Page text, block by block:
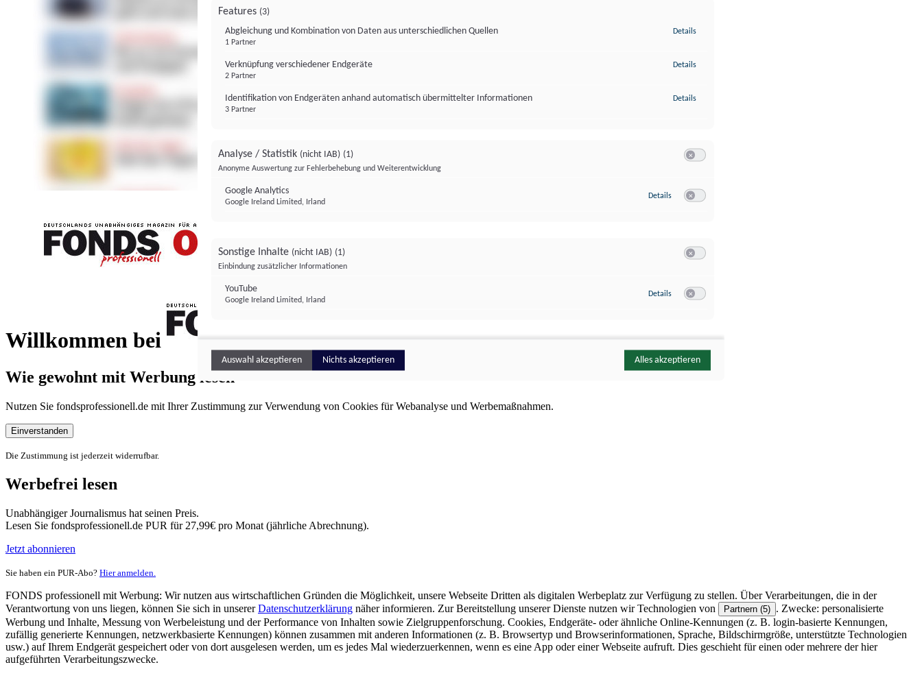
Willkommen bei
FONDS professionell
Wie gewohnt mit Werbung lesen
Nutzen Sie fondsprofessionell.de mit Ihrer Zustimmung zur Verwendung von Cookies für Webanalyse und Werbemaßnahmen.
Einverstanden
Die Zustimmung ist jederzeit widerrufbar.
Werbefrei lesen
Unabhängiger Journalismus hat seinen Preis.
Lesen Sie fondsprofessionell.de PUR für 27,99€ pro Monat (jährliche Abrechnung).
Jetzt abonnieren
Sie haben ein PUR-Abo? Hier anmelden.
FONDS professionell mit Werbung: Wir nutzen aus wirtschaftlichen Gründen die Möglichkeit, unsere Webseite Dritten als digitalen Werbeplatz zur Verfügung zu stellen. Über Verarbeitungen, die in der
Verantwortung von uns liegen, können Sie sich in unsererDatenschutzerklärung näher informieren. Zur Bereitstellung unserer Dienste nutzen wir Technologien von Partnern (5) . Zwecke: personalisierte
Werbung und Inhalte, Messung von Werbeleistung und der Performance von Inhalten sowie Zielgruppenforschung. Cookies, Endgeräte- oder ähnliche Online-Kennungen (z. B. login-basierte Kennungen,
zufällig generierte Kennungen, netzwerkbasierte Kennungen) können zusammen mit anderen Informationen (z. B. Browsertyp und Browserinformationen, Sprache, Bildschirmgröße, unterstützte Technologien
usw.) auf Ihrem Endgerät gespeichert oder von dort ausgelesen werden, um es jedes Mal wiederzuerkennen, wenn es eine App oder einer Webseite aufruft. Dies geschieht für einen oder mehrere der hier
aufgeführten Verarbeitungszwecke.
Features (3)
Abgleichung und Kombination von Daten aus unterschiedlichen Quellen
1 Partner
Details
Verknüpfung verschiedener Endgeräte
2 Partner
Details
Identifikation von Endgeräten anhand automatisch übermittelter Informationen
3 Partner
Details
Analyse / Statistik (nicht IAB) (1)
Anonyme Auswertung zur Fehlerbehebung und Weiterentwicklung
Google Analytics
Google Ireland Limited, Irland
Details zu Google Analytics
Sonstige Inhalte (nicht IAB) (1)
Einbindung zusätzlicher Informationen
YouTube
Google Ireland Limited, Irland
Details zu YouTube
Auswahl akzeptieren Nichts akzeptieren Alles akzeptieren